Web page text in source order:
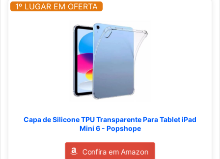
1º LUGAR EM OFERTA
Capa de Silicone TPU Transparente Para Tablet iPad
Mini 6 - Popshope
Confira em Amazon